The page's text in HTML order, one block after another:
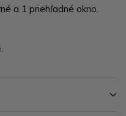
a 1 priehľadné okno.